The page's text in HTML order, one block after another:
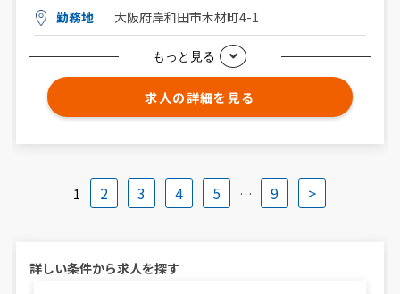
勤務地
大阪府岸和田市木材町4-1
もっと見る
求人の詳細を見る
1 2 3 4 5 … 9 >
詳しい条件から求人を探す